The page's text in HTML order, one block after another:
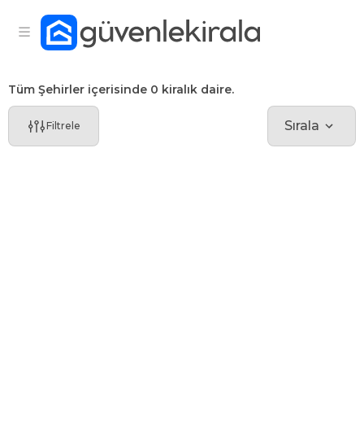
Tüm Şehirler içerisinde 0 kiralık daire.
Filtrele Sırala